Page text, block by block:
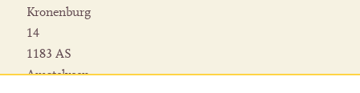
Kronenburg
14
1183 AS
Amstelveen